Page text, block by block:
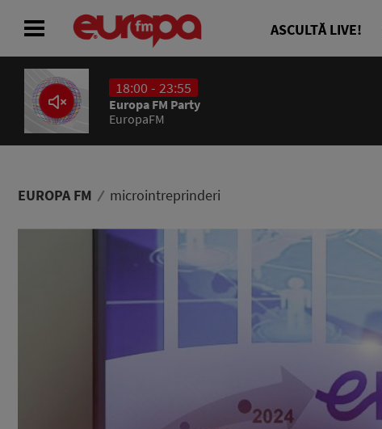
ASCULTĂ LIVE!
18:00 - 23:55
Europa FM Party
EuropaFM
EUROPA FM microintreprinderi
ACASĂ
ȘTIRI
ASCULTĂ LIVE